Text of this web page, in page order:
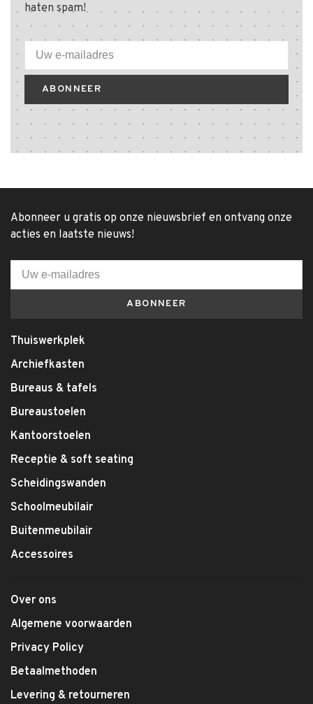
haten spam!
ABONNEER
Abonneer u gratis op onze nieuwsbrief en ontvang onze
acties en laatste nieuws!
ABONNEER
Thuiswerkplek
Archiefkasten
Bureaus & tafels
Bureaustoelen
Kantoorstoelen
Receptie & soft seating
Scheidingswanden
Schoolmeubilair
Buitenmeubilair
Accessoires
Over ons
Algemene voorwaarden
Privacy Policy
Betaalmethoden
Levering & retourneren